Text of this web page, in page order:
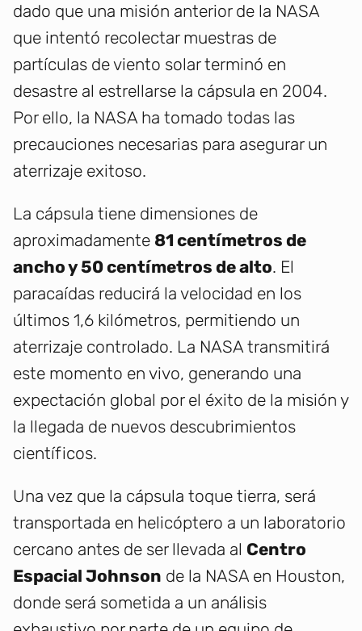
dado que una misión anterior de la NASA
que intentó recolectar muestras de
partículas de viento solar terminó en
desastre al estrellarse la cápsula en 2004.
Por ello, la NASA ha tomado todas las
precauciones necesarias para asegurar un
aterrizaje exitoso.
La cápsula tiene dimensiones de
aproximadamente 81 centímetros de
ancho y 50 centímetros de alto. El
paracaídas reducirá la velocidad en los
últimos 1,6 kilómetros, permitiendo un
aterrizaje controlado. La NASA transmitirá
este momento en vivo, generando una
expectación global por el éxito de la misión y
la llegada de nuevos descubrimientos
científicos.
Una vez que la cápsula toque tierra, será
transportada en helicóptero a un laboratorio
cercano antes de ser llevada al Centro
Espacial Johnson de la NASA en Houston,
donde será sometida a un análisis